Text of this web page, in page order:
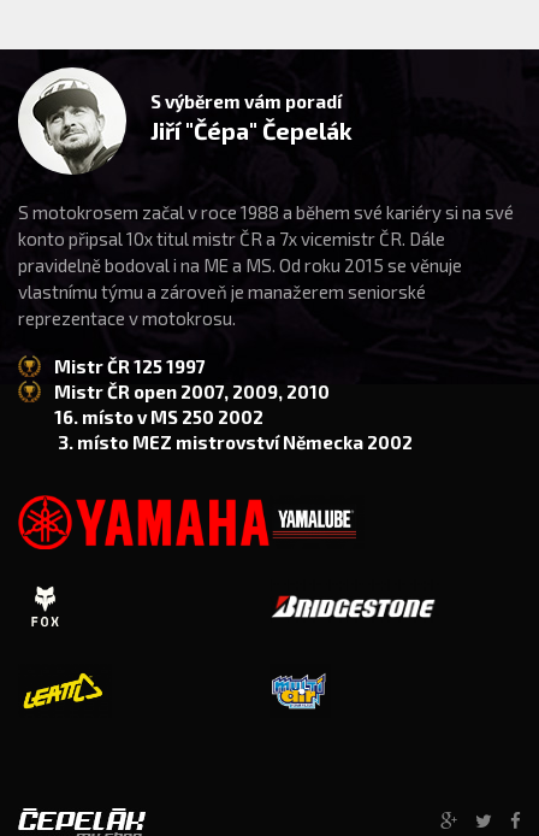
S výběrem vám poradí
Jiří "Čépa" Čepelák
S motokrosem začal v roce 1988 a během své kariéry si na své
konto připsal 10x titul mistr ČR a 7x vicemistr ČR. Dále
pravidelně bodoval i na ME a MS. Od roku 2015 se věnuje
vlastnímu týmu a zároveň je manažerem seniorské
reprezentace v motokrosu.
Mistr ČR 125 1997
Mistr ČR open 2007, 2009, 2010
16. místo v MS 250 2002
3. místo MEZ mistrovství Německa 2002